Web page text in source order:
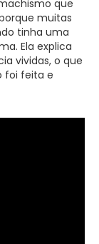
que
muitas
tinha uma
Ela explica
vividas, o que
foi feita e